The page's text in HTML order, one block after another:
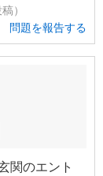
）
問題を報告する
関のエント